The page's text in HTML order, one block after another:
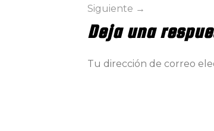
Siguiente →
Deja una
Tu dirección de correo